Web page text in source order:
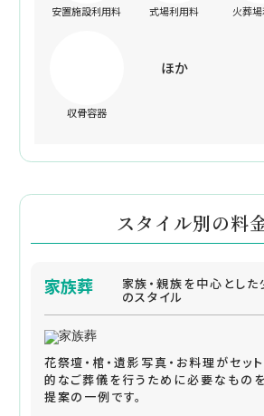
安置施設利用料 式場利用料 火葬
収骨容器
ほか
スタイル別の料
家族葬 家族・親族を中心とし
のスタイル
花祭壇・棺・遺影写真・お料理がセッ
的なご葬儀を行うために必要なもの
提案の一例です。